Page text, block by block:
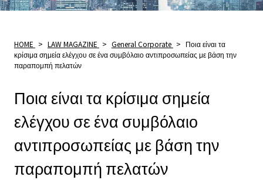
HOME > LAW MAGAZINE > General Corporate > Ποια είναι τα
κρίσιμα σημεία ελέγχου σε ένα συμβόλαιο αντιπροσωπείας με βάση την
παραπομπή πελατών
Ποια είναι τα κρίσιμα σημεία
ελέγχου σε ένα συμβόλαιο
αντιπροσωπείας με βάση την
παραπομπή πελατών